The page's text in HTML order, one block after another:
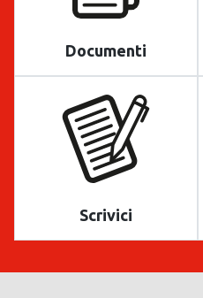
Documenti
Scrivici